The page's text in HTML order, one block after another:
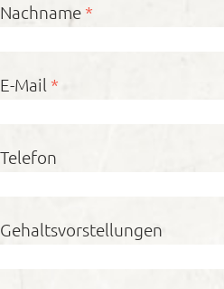
Nachname *
E-Mail *
Telefon
Gehaltsvorstellungen